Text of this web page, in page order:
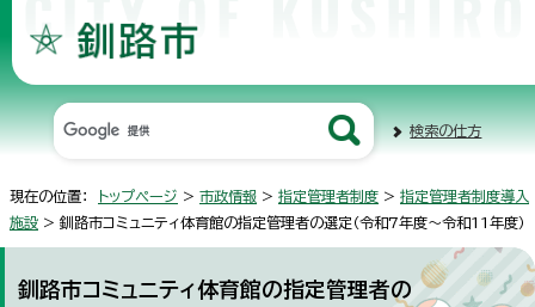
検索の仕方
現在の位置： トップページ > 市政情報 > 指定管理者制度 > 指定管理者制度導入
施設 > 釧路市コミュニティ体育館の指定管理者の選定（令和7年度～令和11年度）
釧路市コミュニティ体育館の指定管理者の